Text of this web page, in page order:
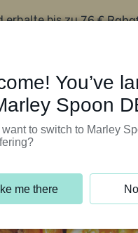
erhalte bis zu76 €
You’ve
Spoon
want to switch to Marley
me there